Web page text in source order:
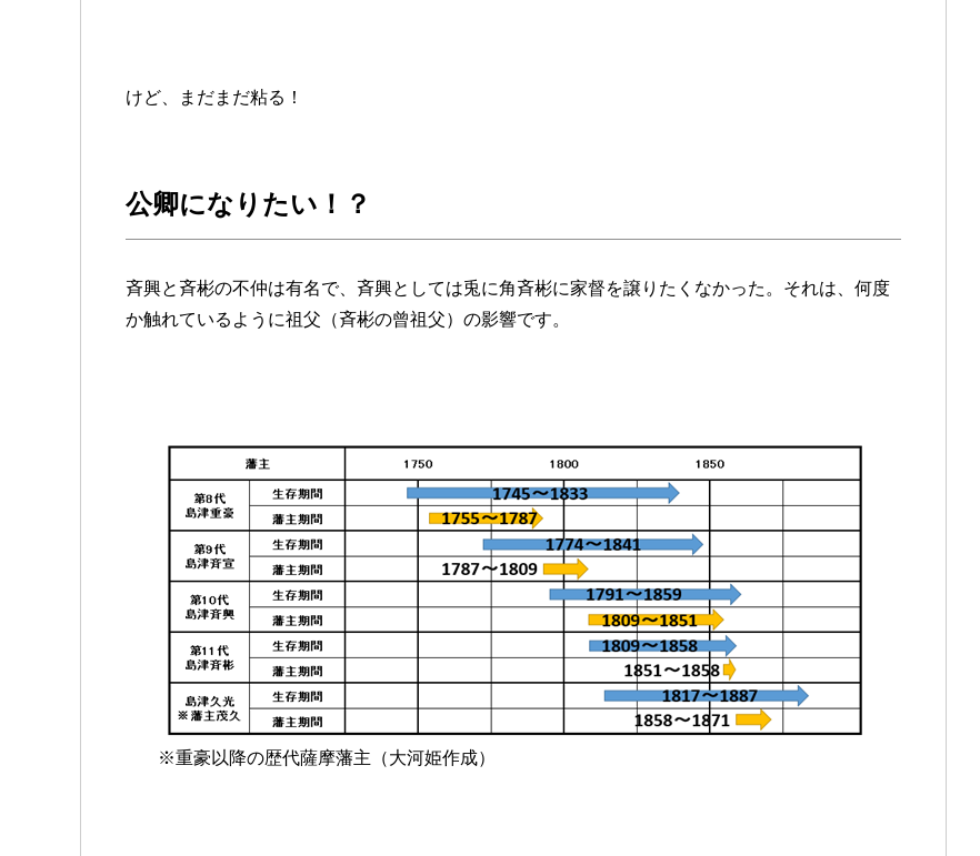
けど、まだまだ粘る！
公卿になりたい！？
斉興と斉彬の不仲は有名で、斉興としては兎に角斉彬に家督を譲りたくなかった。それは、何度
か触れているように祖父（斉彬の曾祖父）の影響です。
※重豪以降の歴代薩摩藩主（大河姫作成）